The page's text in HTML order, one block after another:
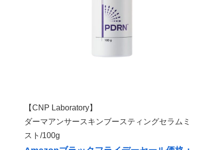
【CNP Laboratory】
ダーマアンサースキンブースティングセラムミ
スト/100g